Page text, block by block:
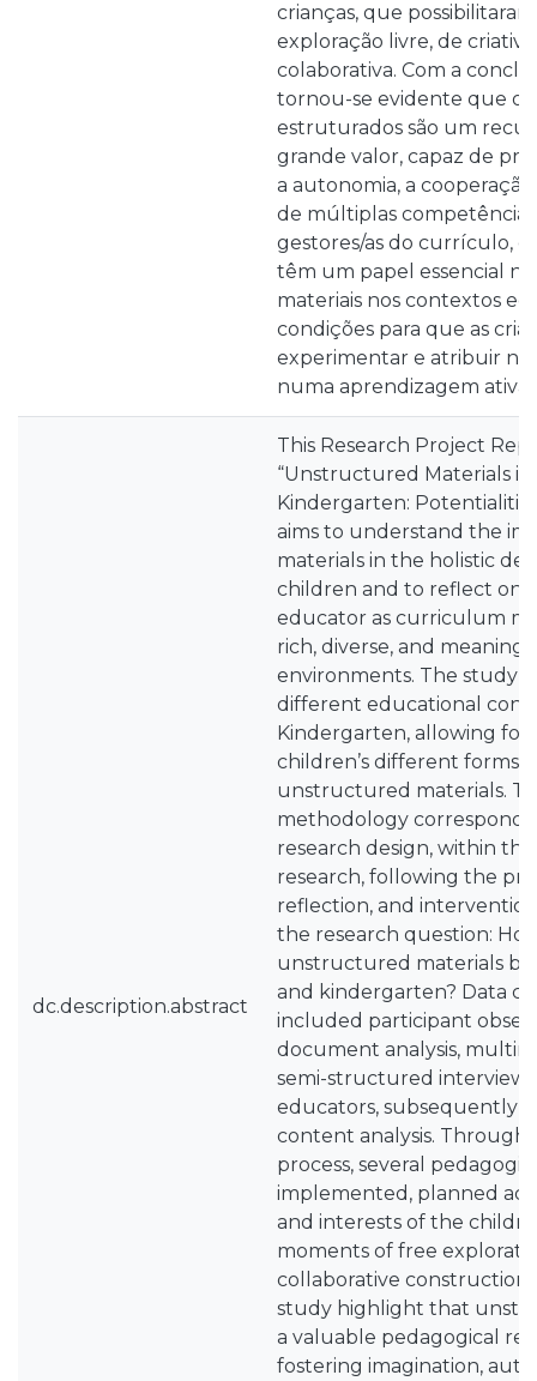
crianças, que
exploração livre, de
colaborativa. Com a
tornou-se evidente que os
estruturados são um
grande valor, capaz de
a autonomia, a
de múltiplas
gestores/as do currículo,
têm um papel essencial
materiais nos contextos
condições para que as
experimentar e atribuir
numa aprendizagem ativa
dc.description.abstract
This Research Project
“Unstructured Materials
Kindergarten:
aims to understand the
materials in the holistic
children and to reflect on
educator as curriculum
rich, diverse, and
environments. The study
different educational
Kindergarten, allowing for
children’s different forms
unstructured materials.
methodology
research design, within
research, following the
reflection, and
the research question:
unstructured materials
and kindergarten? Data
included participant
document analysis,
semi-structured
educators, subsequently
content analysis.
process, several
implemented, planned
and interests of the
moments of free
collaborative
study highlight that
a valuable pedagogical
fostering imagination,